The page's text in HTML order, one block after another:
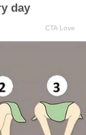
day
CTA Love